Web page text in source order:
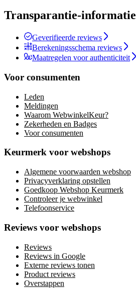
Transparantie-informatie
Geverifieerde reviews
Berekeningsschema reviews
Maatregelen voor authenticiteit
Voor consumenten
Leden
Meldingen
Waarom WebwinkelKeur?
Zekerheden en Badges
Voor consumenten
Keurmerk voor webshops
Algemene voorwaarden webshop
Privacyverklaring opstellen
Goedkoop Webshop Keurmerk
Controleer je webwinkel
Telefoonservice
Reviews voor webshops
Reviews
Reviews in Google
Externe reviews tonen
Product reviews
Overstappen